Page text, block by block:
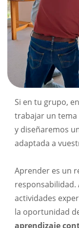
Si en tu grupo,
trabajar un
y diseñaremos
adaptada a
Aprender es un
responsabilidad.
actividades
la oportunidad
aprendizaje